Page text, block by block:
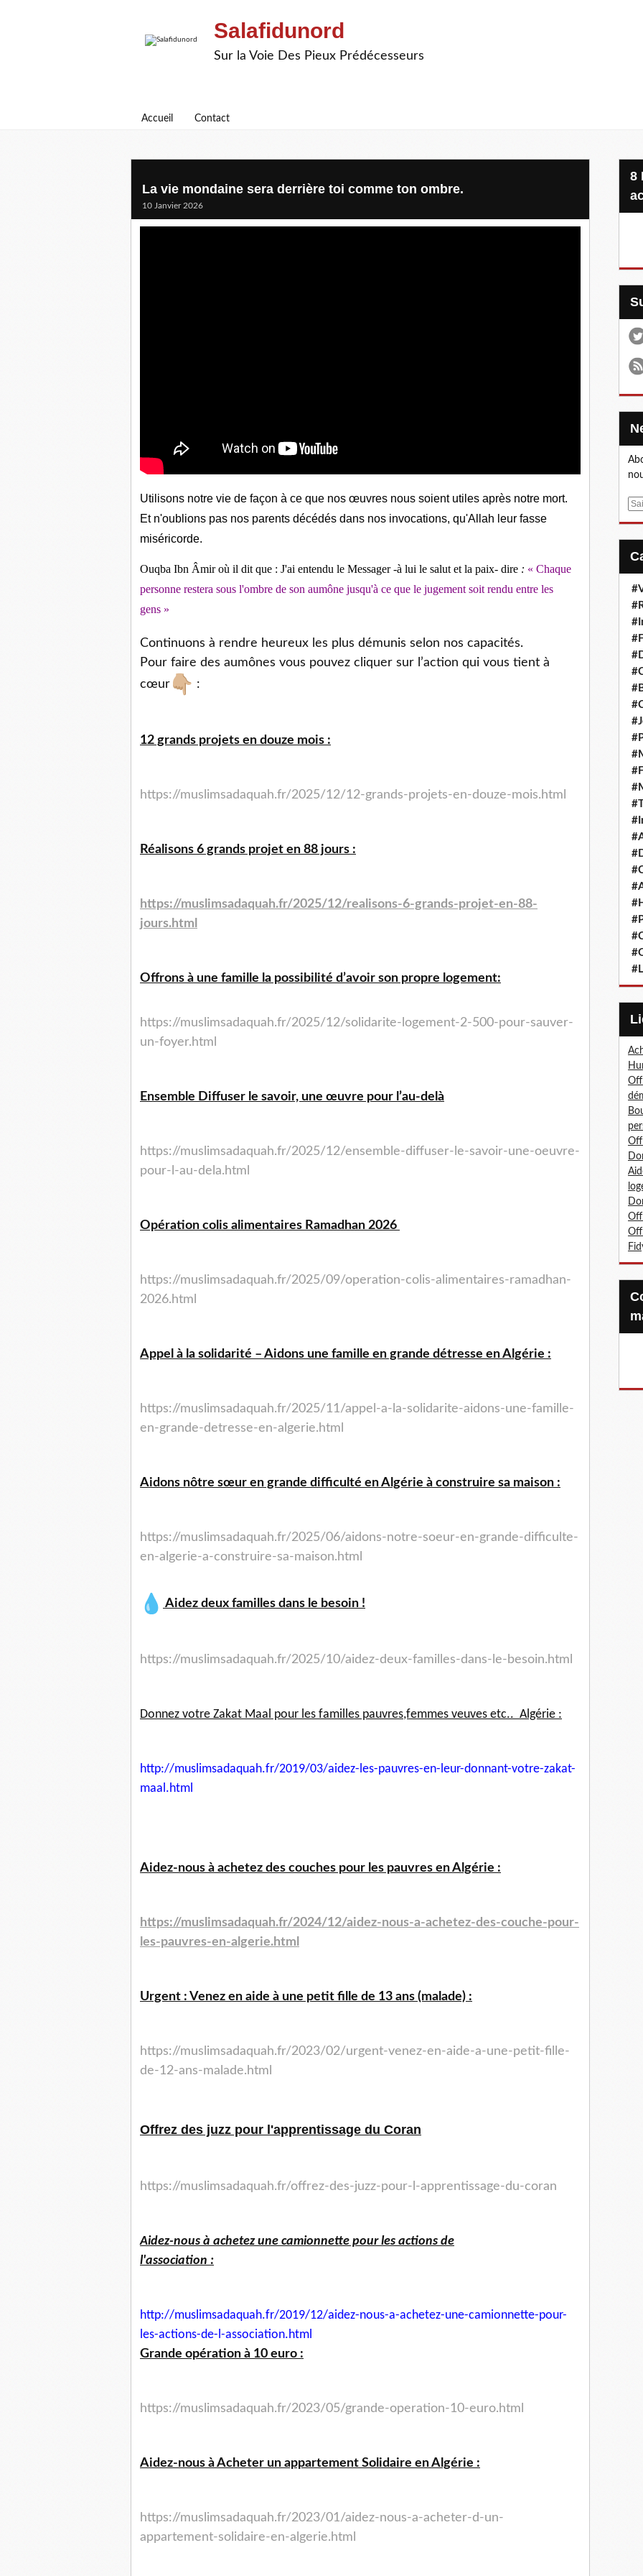
Salafidunord
Sur la Voie Des Pieux Prédécesseurs
Accueil Contact
La vie mondaine sera derrière toi comme ton ombre.
10 Janvier 2026
Utilisons notre vie de façon à ce que nos œuvres nous soient utiles après notre mort.
Et n'oublions pas nos parents décédés dans nos invocations, qu'Allah leur fasse
miséricorde.
Ouqba Ibn Âmir où il dit que : J'ai entendu le Messager -à lui le salut et la paix- dire : « Chaque
personne restera sous l'ombre de son aumône jusqu'à ce que le jugement soit rendu entre les
gens »
Continuons à rendre heureux les plus démunis selon nos capacités.
Pour faire des aumônes vous pouvez cliquer sur l’action qui vous tient à
cœur
:
12 grands projets en douze mois :
https://muslimsadaquah.fr/2025/12/12-grands-projets-en-douze-mois.html
Réalisons 6 grands projet en 88 jours :
https://muslimsadaquah.fr/2025/12/realisons-6-grands-projet-en-88-
jours.html
Offrons à une famille la possibilité d’avoir son propre logement:
https://muslimsadaquah.fr/2025/12/solidarite-logement-2-500-pour-sauver-
un-foyer.html
Ensemble Diffuser le savoir, une œuvre pour l’au-delà
https://muslimsadaquah.fr/2025/12/ensemble-diffuser-le-savoir-une-oeuvre-
pour-l-au-dela.html
Opération colis alimentaires Ramadhan 2026
https://muslimsadaquah.fr/2025/09/operation-colis-alimentaires-ramadhan-
2026.html
Appel à la solidarité – Aidons une famille en grande détresse en Algérie :
https://muslimsadaquah.fr/2025/11/appel-a-la-solidarite-aidons-une-famille-
en-grande-detresse-en-algerie.html
Aidons nôtre sœur en grande difficulté en Algérie à construire sa maison :
https://muslimsadaquah.fr/2025/06/aidons-notre-soeur-en-grande-difficulte-
en-algerie-a-construire-sa-maison.html
Aidez deux familles dans le besoin !
https://muslimsadaquah.fr/2025/10/aidez-deux-familles-dans-le-besoin.html
Donnez votre Zakat Maal pour les familles pauvres,femmes veuves etc.. Algérie :
http://muslimsadaquah.fr/2019/03/aidez-les-pauvres-en-leur-donnant-votre-zakat-
maal.html
Aidez-nous à achetez des couches pour les pauvres en Algérie :
https://muslimsadaquah.fr/2024/12/aidez-nous-a-achetez-des-couche-pour-
les-pauvres-en-algerie.html
Urgent : Venez en aide à une petit fille de 13 ans (malade) :
https://muslimsadaquah.fr/2023/02/urgent-venez-en-aide-a-une-petit-fille-
de-12-ans-malade.html
Offrez des juzz pour l'apprentissage du Coran
https://muslimsadaquah.fr/offrez-des-juzz-pour-l-apprentissage-du-coran
Aidez-nous à achetez une camionnette pour les actions de
l'association :
http://muslimsadaquah.fr/2019/12/aidez-nous-a-achetez-une-camionnette-pour-
les-actions-de-l-association.html
Grande opération à 10 euro :
https://muslimsadaquah.fr/2023/05/grande-operation-10-euro.html
Aidez-nous à Acheter un appartement Solidaire en Algérie :
https://muslimsadaquah.fr/2023/01/aidez-nous-a-acheter-d-un-
appartement-solidaire-en-algerie.html
8 Projets, 20 €, une seule
E
Confiez-nous votre Zakat-al-